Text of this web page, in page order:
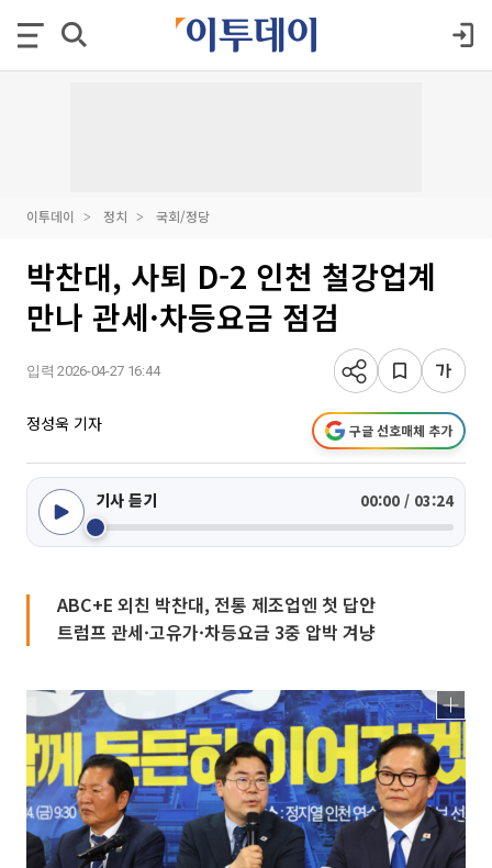
이투데이 정치 국회/정당
박찬대, 사퇴 D-2 인천 철강업계
만나 관세·차등요금 점검
입력 2026-04-27 16:44
정성욱 기자 구글 선호매체 추가
기사 듣기 00:00 / 03:24
ABC+E 외친 박찬대, 전통 제조업엔 첫 답안
트럼프 관세·고유가·차등요금 3중 압박 겨냥